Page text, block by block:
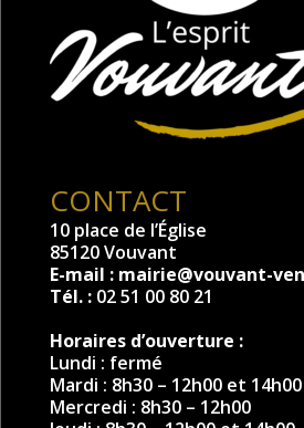
CONTACT
10 place de l’Église
85120 Vouvant
E-mail : mairie@vouvant-
Tél. : 02 51 00 80 21
Horaires d’ouverture :
Lundi : fermé
Mardi : 8h30 – 12h00 et
Mercredi : 8h30 – 12h00